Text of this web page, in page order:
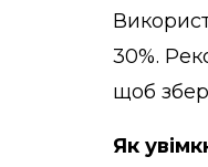
30%.
щоб
Як